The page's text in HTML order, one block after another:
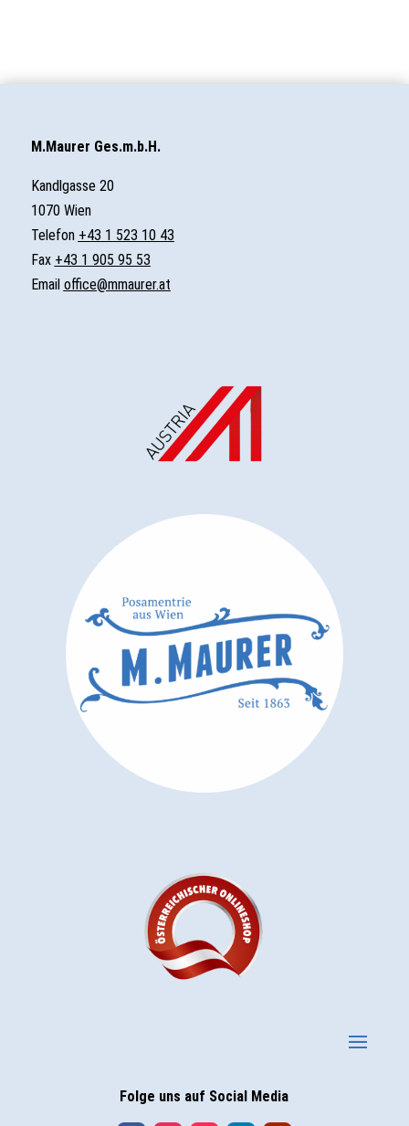
M.Maurer Ges.m.b.H.
Kandlgasse 20
1070 Wien
Telefon +43 1 523 10 43
Fax +43 1 905 95 53
Email office@mmaurer.at
Folge uns auf Social Media